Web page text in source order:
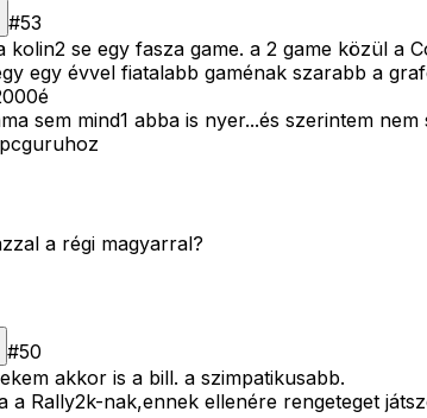
#53
kolin2 se egy fasza game. a 2 game közül
egy évvel fiatalabb gaménak szarabb a
sem mind1 abba is nyer...és szerintem
a régi magyarral?
#50
akkor is a bill. a szimpatikusabb.
a Rally2k-nak,ennek ellenére rengeteget